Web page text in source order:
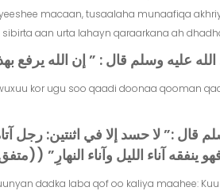
macaan, tusaalaha munaafiqa
aan urta lahayn qaraarkana ah
عليه وسلم قال ‏:‏ ‏”‏ إن الله يرفع
kor ugu soo qaadi doonaa qooman
لا حسد إلا في اثنتين‏:‏ رجل آتاه
فهو ينفقه آناء الليل وآناء النهارِ‏”‏
dadka laba qof oo kaliya maahee: